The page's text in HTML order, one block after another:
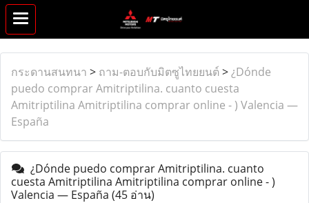
กระดานสนทนา > ถาม-ตอบกับมิตซูไทยยนต์ >¿Dónde
puedo comprar Amitriptilina. cuanto cuesta
Amitriptilina Amitriptilina comprar online - ) Valencia —
España
¿Dónde puedo comprar Amitriptilina. cuanto
cuesta Amitriptilina Amitriptilina comprar online - )
Valencia — España (45 อ่าน)